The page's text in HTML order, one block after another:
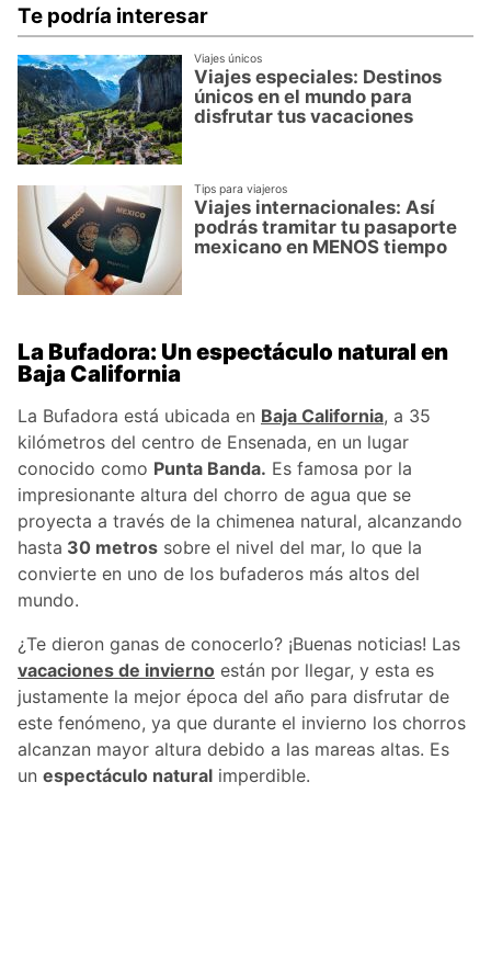
Te podría interesar
Viajes únicos
Viajes especiales: Destinos
únicos en el mundo para
disfrutar tus vacaciones
Tips para viajeros
Viajes internacionales: Así
podrás tramitar tu pasaporte
mexicano en MENOS tiempo
La Bufadora: Un espectáculo natural en
Baja California
La Bufadora está ubicada en Baja California, a 35
kilómetros del centro de Ensenada, en un lugar
conocido como Punta Banda. Es famosa por la
impresionante altura del chorro de agua que se
proyecta a través de la chimenea natural, alcanzando
hasta 30 metros sobre el nivel del mar, lo que la
convierte en uno de los bufaderos más altos del
mundo.
¿Te dieron ganas de conocerlo? ¡Buenas noticias! Las
vacaciones de invierno están por llegar, y esta es
justamente la mejor época del año para disfrutar de
este fenómeno, ya que durante el invierno los chorros
alcanzan mayor altura debido a las mareas altas. Es
un espectáculo natural imperdible.